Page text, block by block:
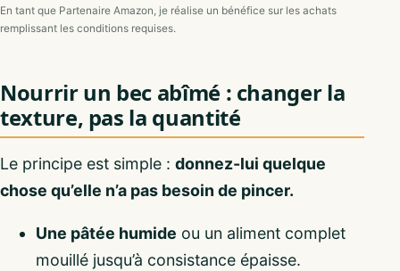
En tant que Partenaire Amazon, je réalise un bénéfice sur les achats
remplissant les conditions requises.
Nourrir un bec abîmé : changer la
texture, pas la quantité
Le principe est simple : donnez-lui quelque
chose qu’elle n’a pas besoin de pincer.
Une pâtée humide ou un aliment complet
mouillé jusqu’à consistance épaisse.